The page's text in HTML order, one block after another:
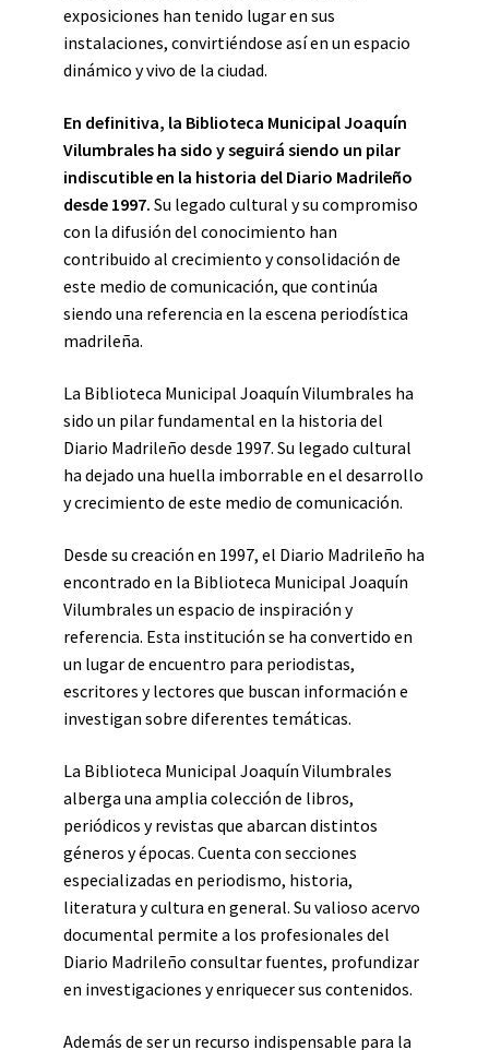
exposiciones han tenido lugar en sus
instalaciones, convirtiéndose así en un espacio
dinámico y vivo de la ciudad.
En definitiva, la Biblioteca Municipal Joaquín
Vilumbrales ha sido y seguirá siendo un pilar
indiscutible en la historia del Diario Madrileño
desde 1997. Su legado cultural y su compromiso
con la difusión del conocimiento han
contribuido al crecimiento y consolidación de
este medio de comunicación, que continúa
siendo una referencia en la escena periodística
madrileña.
La Biblioteca Municipal Joaquín Vilumbrales ha
sido un pilar fundamental en la historia del
Diario Madrileño desde 1997. Su legado cultural
ha dejado una huella imborrable en el desarrollo
y crecimiento de este medio de comunicación.
Desde su creación en 1997, el Diario Madrileño ha
encontrado en la Biblioteca Municipal Joaquín
Vilumbrales un espacio de inspiración y
referencia. Esta institución se ha convertido en
un lugar de encuentro para periodistas,
escritores y lectores que buscan información e
investigan sobre diferentes temáticas.
La Biblioteca Municipal Joaquín Vilumbrales
alberga una amplia colección de libros,
periódicos y revistas que abarcan distintos
géneros y épocas. Cuenta con secciones
especializadas en periodismo, historia,
literatura y cultura en general. Su valioso acervo
documental permite a los profesionales del
Diario Madrileño consultar fuentes, profundizar
en investigaciones y enriquecer sus contenidos.
Además de ser un recurso indispensable para la